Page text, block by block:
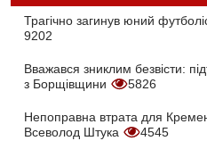
Трагічно загинув юний
9202
Вважався зниклим безвісти:
з Борщівщини
5826
Непоправна втрата для
Всеволод Штука
4545